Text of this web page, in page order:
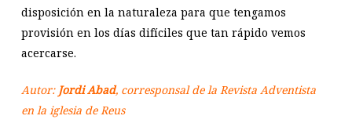
disposición en la naturaleza para que tengamos
provisión en los días difíciles que tan rápido vemos
acercarse.
Autor: Jordi Abad, corresponsal de la Revista Adventista
en la iglesia de Reus